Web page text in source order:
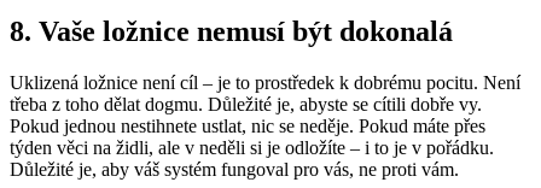
8. Vaše ložnice nemusí být dokonalá
Uklizená ložnice není cíl – je to prostředek k dobrému pocitu. Není
třeba z toho dělat dogmu. Důležité je, abyste se cítili dobře vy.
Pokud jednou nestihnete ustlat, nic se neděje. Pokud máte přes
týden věci na židli, ale v neděli si je odložíte – i to je v pořádku.
Důležité je, aby váš systém fungoval pro vás, ne proti vám.